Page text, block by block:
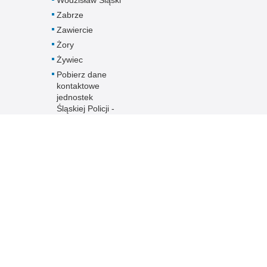
Zabrze
Zawiercie
Żory
Żywiec
Pobierz dane
kontaktowe
jednostek
Śląskiej Policji -